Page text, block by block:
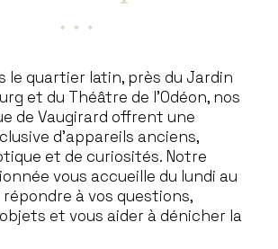
le quartier latin, près du Jardin
et du Théâtre de l’Odéon, nos
de Vaugirard offrent une
d’appareils anciens,
et de curiosités. Notre
vous accueille du lundi au
à vos questions,
et vous aider à dénicher la